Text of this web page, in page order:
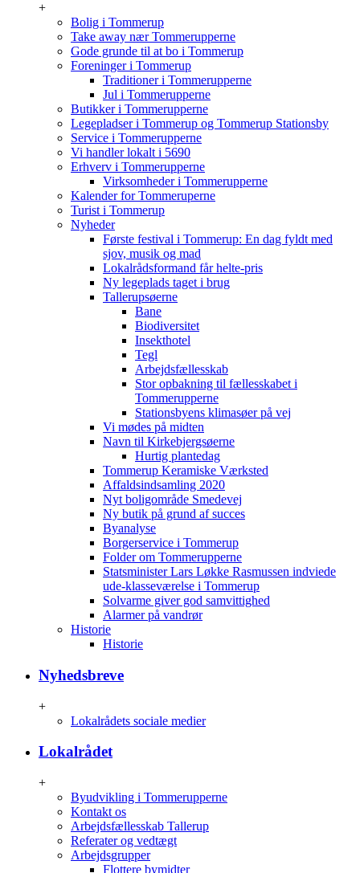
+
Bolig i Tommerup
Take away nær Tommerupperne
Gode grunde til at bo i Tommerup
Foreninger i Tommerup
Traditioner i Tommerupperne
Jul i Tommerupperne
Butikker i Tommerupperne
Legepladser i Tommerup og Tommerup Stationsby
Service i Tommerupperne
Vi handler lokalt i 5690
Erhverv i Tommerupperne
Virksomheder i Tommerupperne
Kalender for Tommeruperne
Turist i Tommerup
Nyheder
Første festival i Tommerup: En dag fyldt med
sjov, musik og mad
Lokalrådsformand får helte-pris
Ny legeplads taget i brug
Tallerupsøerne
Bane
Biodiversitet
Insekthotel
Tegl
Arbejdsfællesskab
Stor opbakning til fællesskabet i
Tommerupperne
Stationsbyens klimasøer på vej
Vi mødes på midten
Navn til Kirkebjergsøerne
Hurtig plantedag
Tommerup Keramiske Værksted
Affaldsindsamling 2020
Nyt boligområde Smedevej
Ny butik på grund af succes
Byanalyse
Borgerservice i Tommerup
Folder om Tommerupperne
Statsminister Lars Løkke Rasmussen indviede
ude-klasseværelse i Tommerup
Solvarme giver god samvittighed
Alarmer på vandrør
Historie
Historie
Nyhedsbreve
+
Lokalrådets sociale medier
Lokalrådet
+
Byudvikling i Tommerupperne
Kontakt os
Arbejdsfællesskab Tallerup
Referater og vedtægt
Arbejdsgrupper
Flottere bymidter